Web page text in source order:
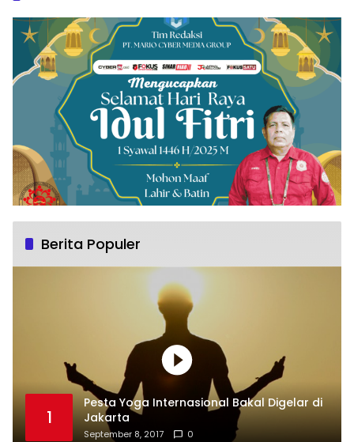
Berita Populer
1
Pesta Yoga Internasional Bakal Digelar di
Jakarta
September 8, 2017 0